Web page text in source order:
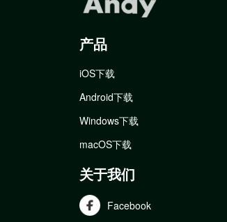
产品
iOS下载
Android下载
Windows下载
macOS下载
关于我们
Facebook